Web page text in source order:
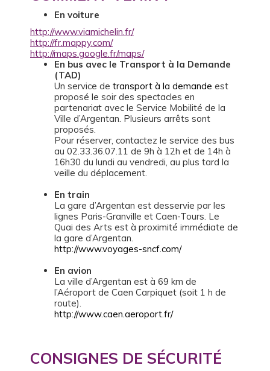
En voiture
http://www.viamichelin.fr/
http://fr.mappy.com/
http://maps.google.fr/maps/
En bus avec le Transport à la Demande
(TAD)
Un service de transport à la demande est
proposé le soir des spectacles en
partenariat avec le Service Mobilité de la
Ville d’Argentan. Plusieurs arrêts sont
proposés.
Pour réserver, contactez le service des bus
au 02.33.36.07.11 de 9h à 12h et de 14h à
16h30 du lundi au vendredi, au plus tard la
veille du déplacement.
En train
La gare d’Argentan est desservie par les
lignes Paris-Granville et Caen-Tours. Le
Quai des Arts est à proximité immédiate de
la gare d’Argentan.
http://www.voyages-sncf.com/
En avion
La ville d’Argentan est à 69 km de
l’Aéroport de Caen Carpiquet (soit 1 h de
route).
http://www.caen.aeroport.fr/
CONSIGNES DE SÉCURITÉ